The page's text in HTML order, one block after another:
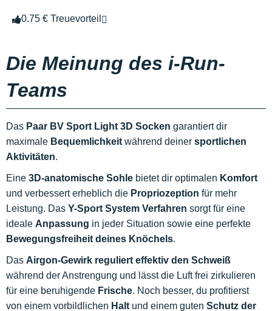
0.75 € Treuevorteil
Die Meinung des i-Run-
Teams
Das Paar BV Sport Light 3D Socken garantiert dir
maximale Bequemlichkeit während deiner sportlichen
Aktivitäten.
Eine 3D-anatomische Sohle bietet dir optimalen Komfort
und verbessert erheblich die Propriozeption für mehr
Leistung. Das Y-Sport System Verfahren sorgt für eine
ideale Anpassung in jeder Situation sowie eine perfekte
Bewegungsfreiheit deines Knöchels.
Das Airgon-Gewirk reguliert effektiv den Schweiß
während der Anstrengung und lässt die Luft frei zirkulieren
für eine beruhigende Frische. Noch besser, du profitierst
von einem vorbildlichen Halt und einem guten Schutz der